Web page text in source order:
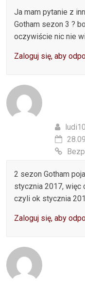
Ja mam pytanie z
Gotham sezon 3 ?
oczywiście nic nie
Zaloguj się, aby
2 sezon Gotham
stycznia 2017, więc
czyli ok stycznia
Zaloguj się, aby